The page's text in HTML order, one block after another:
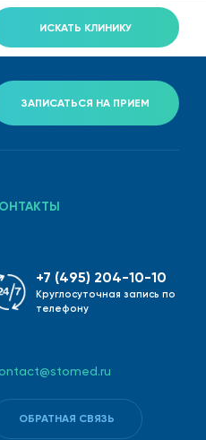
ИСКАТЬ КЛИНИКУ
ЗАПИСАТЬСЯ НА ПРИЕМ
+7 (495) 204-10-10
Круглосуточная запись по
телефону
ОБРАТНАЯ СВЯЗЬ